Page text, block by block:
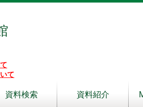
て
資料検索 資料紹介